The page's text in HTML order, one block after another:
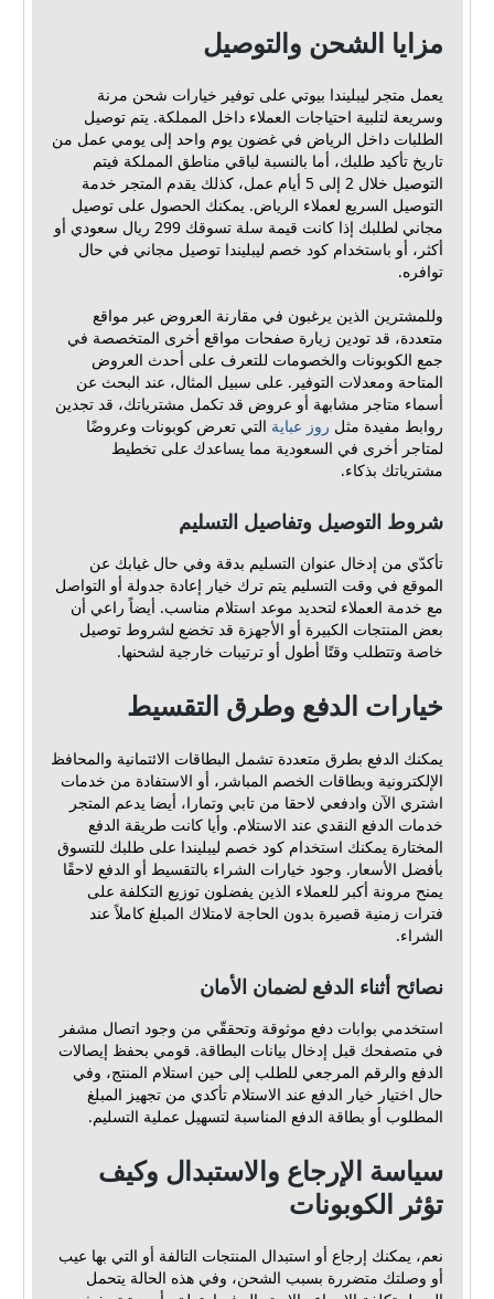
مزايا الشحن والتوصيل
يعمل متجر ليبليندا بيوتي على توفير خيارات شحن مرنة
وسريعة لتلبية احتياجات العملاء داخل المملكة. يتم توصيل
الطلبات داخل الرياض في غضون يوم واحد إلى يومي عمل من
تاريخ تأكيد طلبك، أما بالنسبة لباقي مناطق المملكة فيتم
التوصيل خلال 2 إلى 5 أيام عمل، كذلك يقدم المتجر خدمة
التوصيل السريع لعملاء الرياض. يمكنك الحصول على توصيل
مجاني لطلبك إذا كانت قيمة سلة تسوقك 299 ريال سعودي أو
أكثر، أو باستخدام كود خصم ليبليندا توصيل مجاني في حال
توافره.
وللمشترين الذين يرغبون في مقارنة العروض عبر مواقع
متعددة، قد تودين زيارة صفحات مواقع أخرى المتخصصة في
جمع الكوبونات والخصومات للتعرف على أحدث العروض
المتاحة ومعدلات التوفير. على سبيل المثال، عند البحث عن
أسماء متاجر مشابهة أو عروض قد تكمل مشترياتك، قد تجدين
روابط مفيدة مثل روز عبايةالتي تعرض كوبونات وعروضًا
لمتاجر أخرى في السعودية مما يساعدك على تخطيط
مشترياتك بذكاء.
شروط التوصيل وتفاصيل التسليم
تأكدّي من إدخال عنوان التسليم بدقة وفي حال غيابك عن
الموقع في وقت التسليم يتم ترك خيار إعادة جدولة أو التواصل
مع خدمة العملاء لتحديد موعد استلام مناسب. أيضاً راعي أن
بعض المنتجات الكبيرة أو الأجهزة قد تخضع لشروط توصيل
خاصة وتتطلب وقتًا أطول أو ترتيبات خارجية لشحنها.
خيارات الدفع وطرق التقسيط
يمكنك الدفع بطرق متعددة تشمل البطاقات الائتمانية والمحافظ
الإلكترونية وبطاقات الخصم المباشر، أو الاستفادة من خدمات
اشتري الآن وادفعي لاحقا من تابي وتمارا، أيضا يدعم المتجر
خدمات الدفع النقدي عند الاستلام. وأيا كانت طريقة الدفع
المختارة يمكنك استخدام كود خصم ليبليندا على طلبك للتسوق
بأفضل الأسعار. وجود خيارات الشراء بالتقسيط أو الدفع لاحقًا
يمنح مرونة أكبر للعملاء الذين يفضلون توزيع التكلفة على
فترات زمنية قصيرة بدون الحاجة لامتلاك المبلغ كاملاً عند
الشراء.
نصائح أثناء الدفع لضمان الأمان
استخدمي بوابات دفع موثوقة وتحققّي من وجود اتصال مشفر
في متصفحك قبل إدخال بيانات البطاقة. قومي بحفظ إيصالات
الدفع والرقم المرجعي للطلب إلى حين استلام المنتج، وفي
حال اختيار خيار الدفع عند الاستلام تأكدي من تجهيز المبلغ
المطلوب أو بطاقة الدفع المناسبة لتسهيل عملية التسليم.
سياسة الإرجاع والاستبدال وكيف
تؤثر الكوبونات
نعم، يمكنك إرجاع أو استبدال المنتجات التالفة أو التي بها عيب
أو وصلتك متضررة بسبب الشحن، وفي هذه الحالة يتحمل